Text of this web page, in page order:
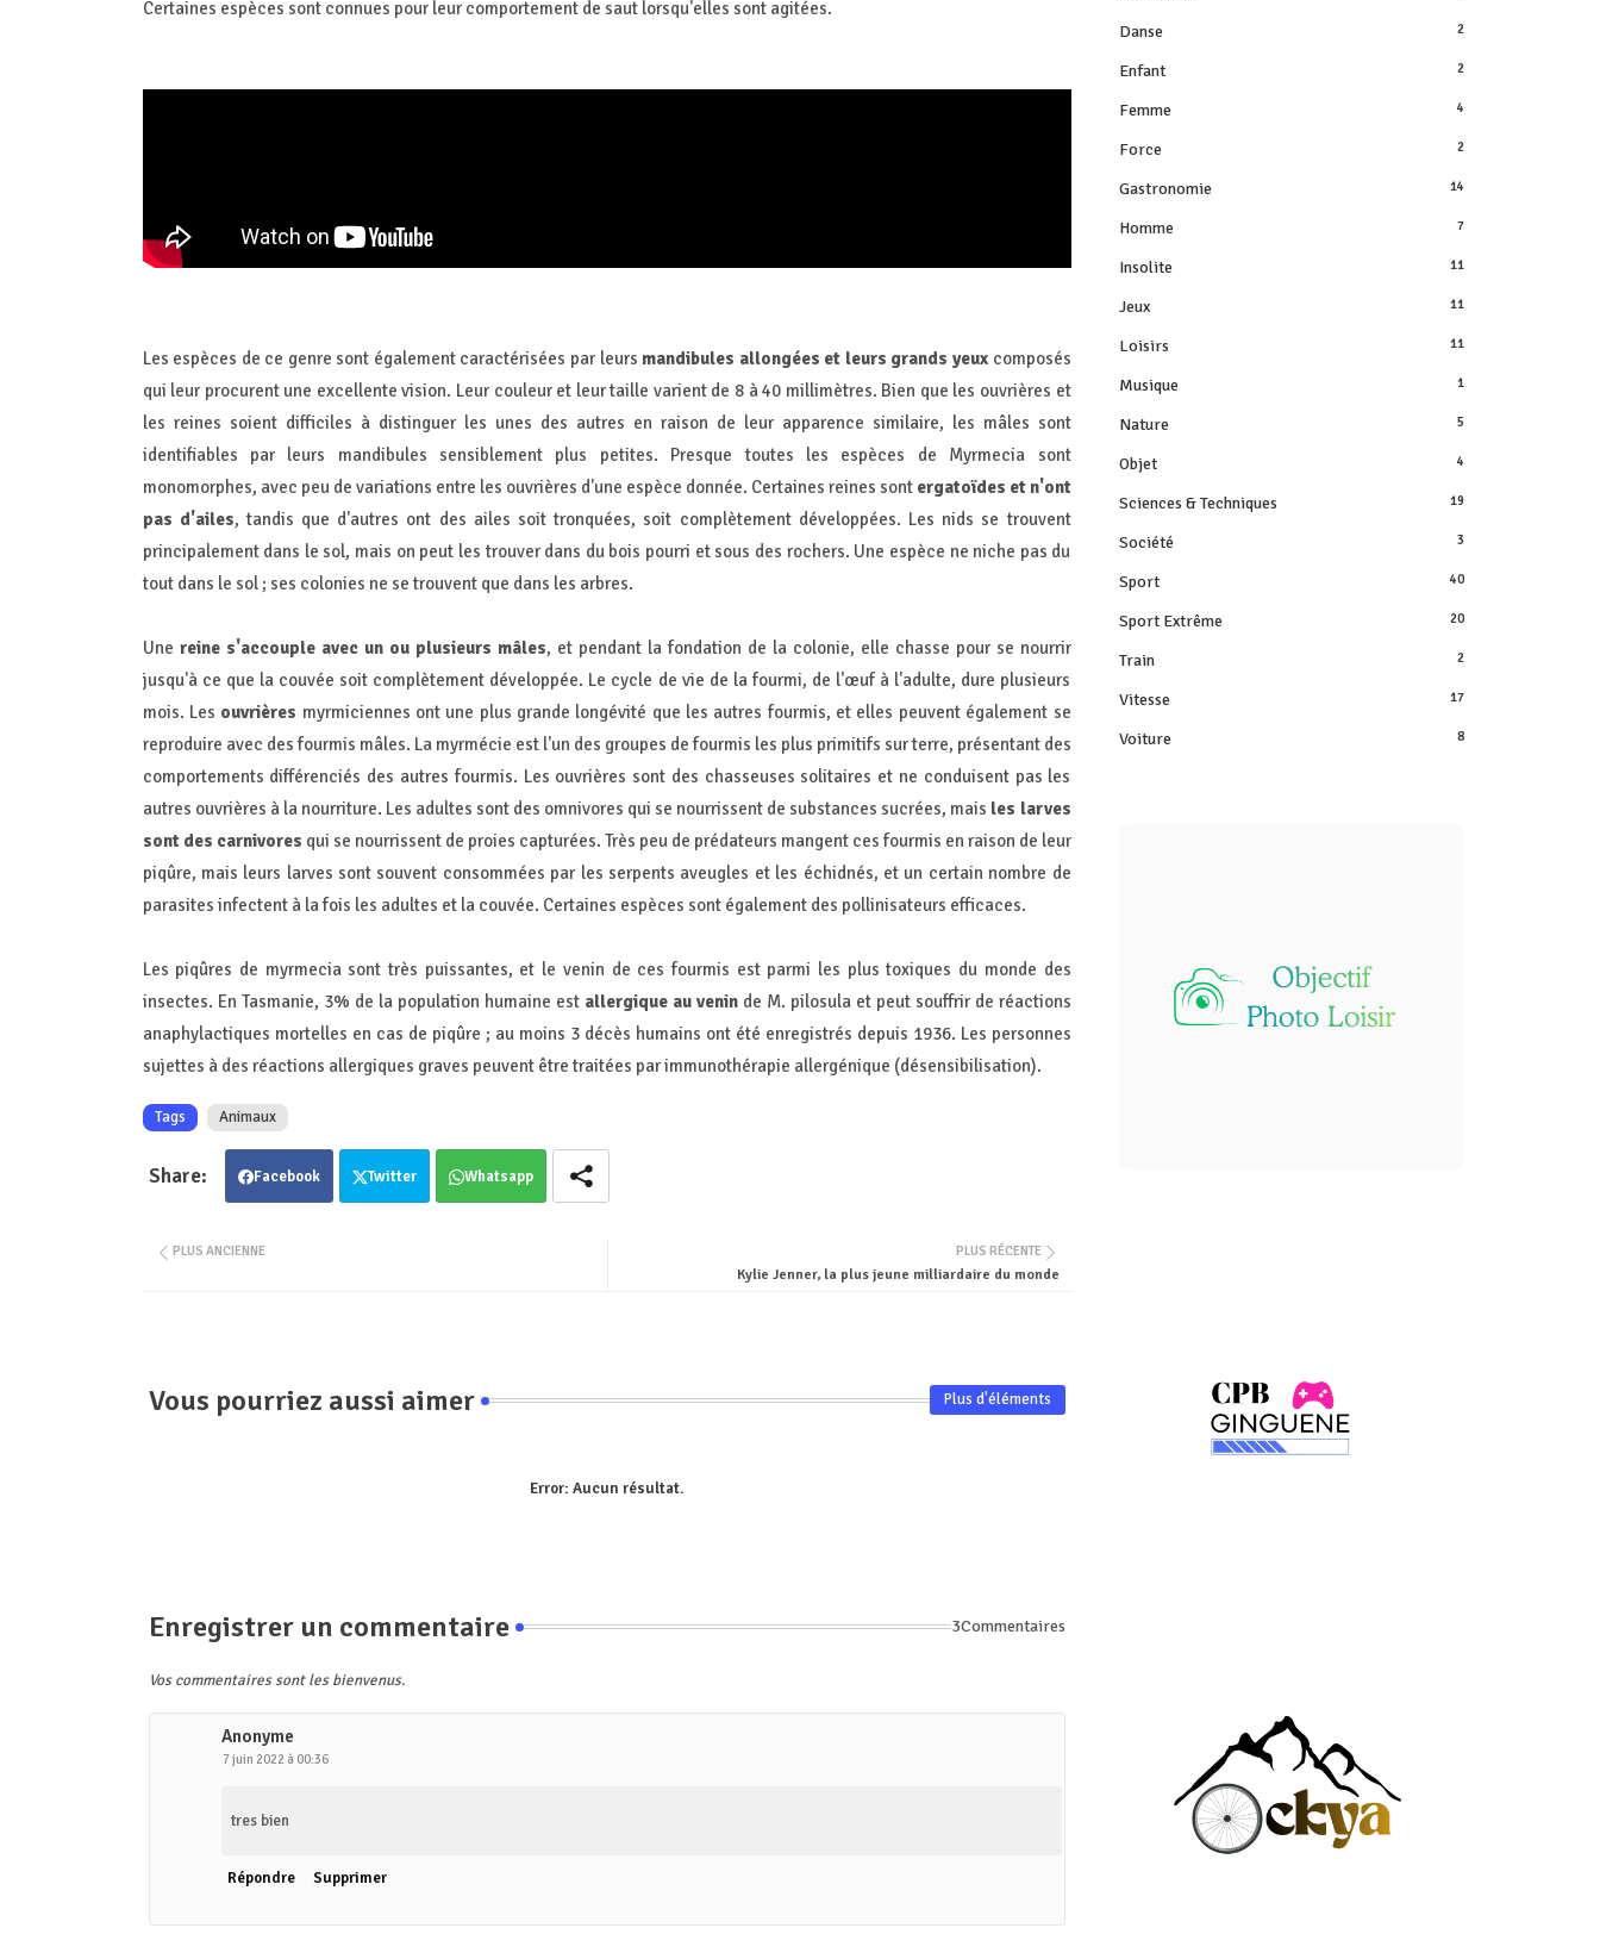
Certaines espèces sont connues pour leur comportement de saut lorsqu'elles sont agitées.
Les espèces de ce genre sont également caractérisées par leurs mandibules allongées et leurs grands yeux composés
qui leur procurent une excellente vision. Leur couleur et leur taille varient de 8 à 40 millimètres. Bien que les ouvrières et
les reines soient difficiles à distinguer les unes des autres en raison de leur apparence similaire, les mâles sont
identifiables par leurs mandibules sensiblement plus petites. Presque toutes les espèces de Myrmecia sont
monomorphes, avec peu de variations entre les ouvrières d'une espèce donnée. Certaines reines sont ergatoïdes et n'ont
pas d'ailes, tandis que d'autres ont des ailes soit tronquées, soit complètement développées. Les nids se trouvent
principalement dans le sol, mais on peut les trouver dans du bois pourri et sous des rochers. Une espèce ne niche pas du
tout dans le sol ; ses colonies ne se trouvent que dans les arbres.
Une reine s'accouple avec un ou plusieurs mâles, et pendant la fondation de la colonie, elle chasse pour se nourrir
jusqu'à ce que la couvée soit complètement développée. Le cycle de vie de la fourmi, de l'œuf à l'adulte, dure plusieurs
mois. Les ouvrières myrmiciennes ont une plus grande longévité que les autres fourmis, et elles peuvent également se
reproduire avec des fourmis mâles. La myrmécie est l'un des groupes de fourmis les plus primitifs sur terre, présentant des
comportements différenciés des autres fourmis. Les ouvrières sont des chasseuses solitaires et ne conduisent pas les
autres ouvrières à la nourriture. Les adultes sont des omnivores qui se nourrissent de substances sucrées, mais les larves
sont des carnivores qui se nourrissent de proies capturées. Très peu de prédateurs mangent ces fourmis en raison de leur
piqûre, mais leurs larves sont souvent consommées par les serpents aveugles et les échidnés, et un certain nombre de
parasites infectent à la fois les adultes et la couvée. Certaines espèces sont également des pollinisateurs efficaces.
Les piqûres de myrmecia sont très puissantes, et le venin de ces fourmis est parmi les plus toxiques du monde des
insectes. En Tasmanie, 3% de la population humaine est allergique au veninde M. pilosula et peut souffrir de réactions
anaphylactiques mortelles en cas de piqûre ; au moins 3 décès humains ont été enregistrés depuis 1936. Les personnes
sujettes à des réactions allergiques graves peuvent être traitées par immunothérapie allergénique (désensibilisation).
Tags Animaux
Facebook Twitter Whatsapp
PLUS RÉCENTE
Kylie Jenner, la plus jeune milliardaire du monde
PLUS ANCIENNE
Vous pourriez aussi aimer Plus d'éléments
Error: Aucun résultat.
Enregistrer un commentaire 3Commentaires
Vos commentaires sont les bienvenus.
Anonyme
7 juin 2022 à 00:36
tres bien
Répondre Supprimer
Danse 2
Enfant 2
Femme 4
Force 2
Gastronomie 14
Homme 7
Insolite 11
Jeux 11
Loisirs 11
Musique 1
Nature 5
Objet 4
Sciences & Techniques 19
Société 3
Sport 40
Sport Extrême 20
Train 2
Vitesse 17
Voiture 8